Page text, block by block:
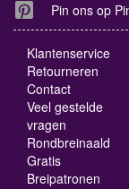
Pin ons op
Klantenservice
Retourneren
Contact
Veel gestelde
vragen
Rondbreinaald
Gratis
Breipatronen